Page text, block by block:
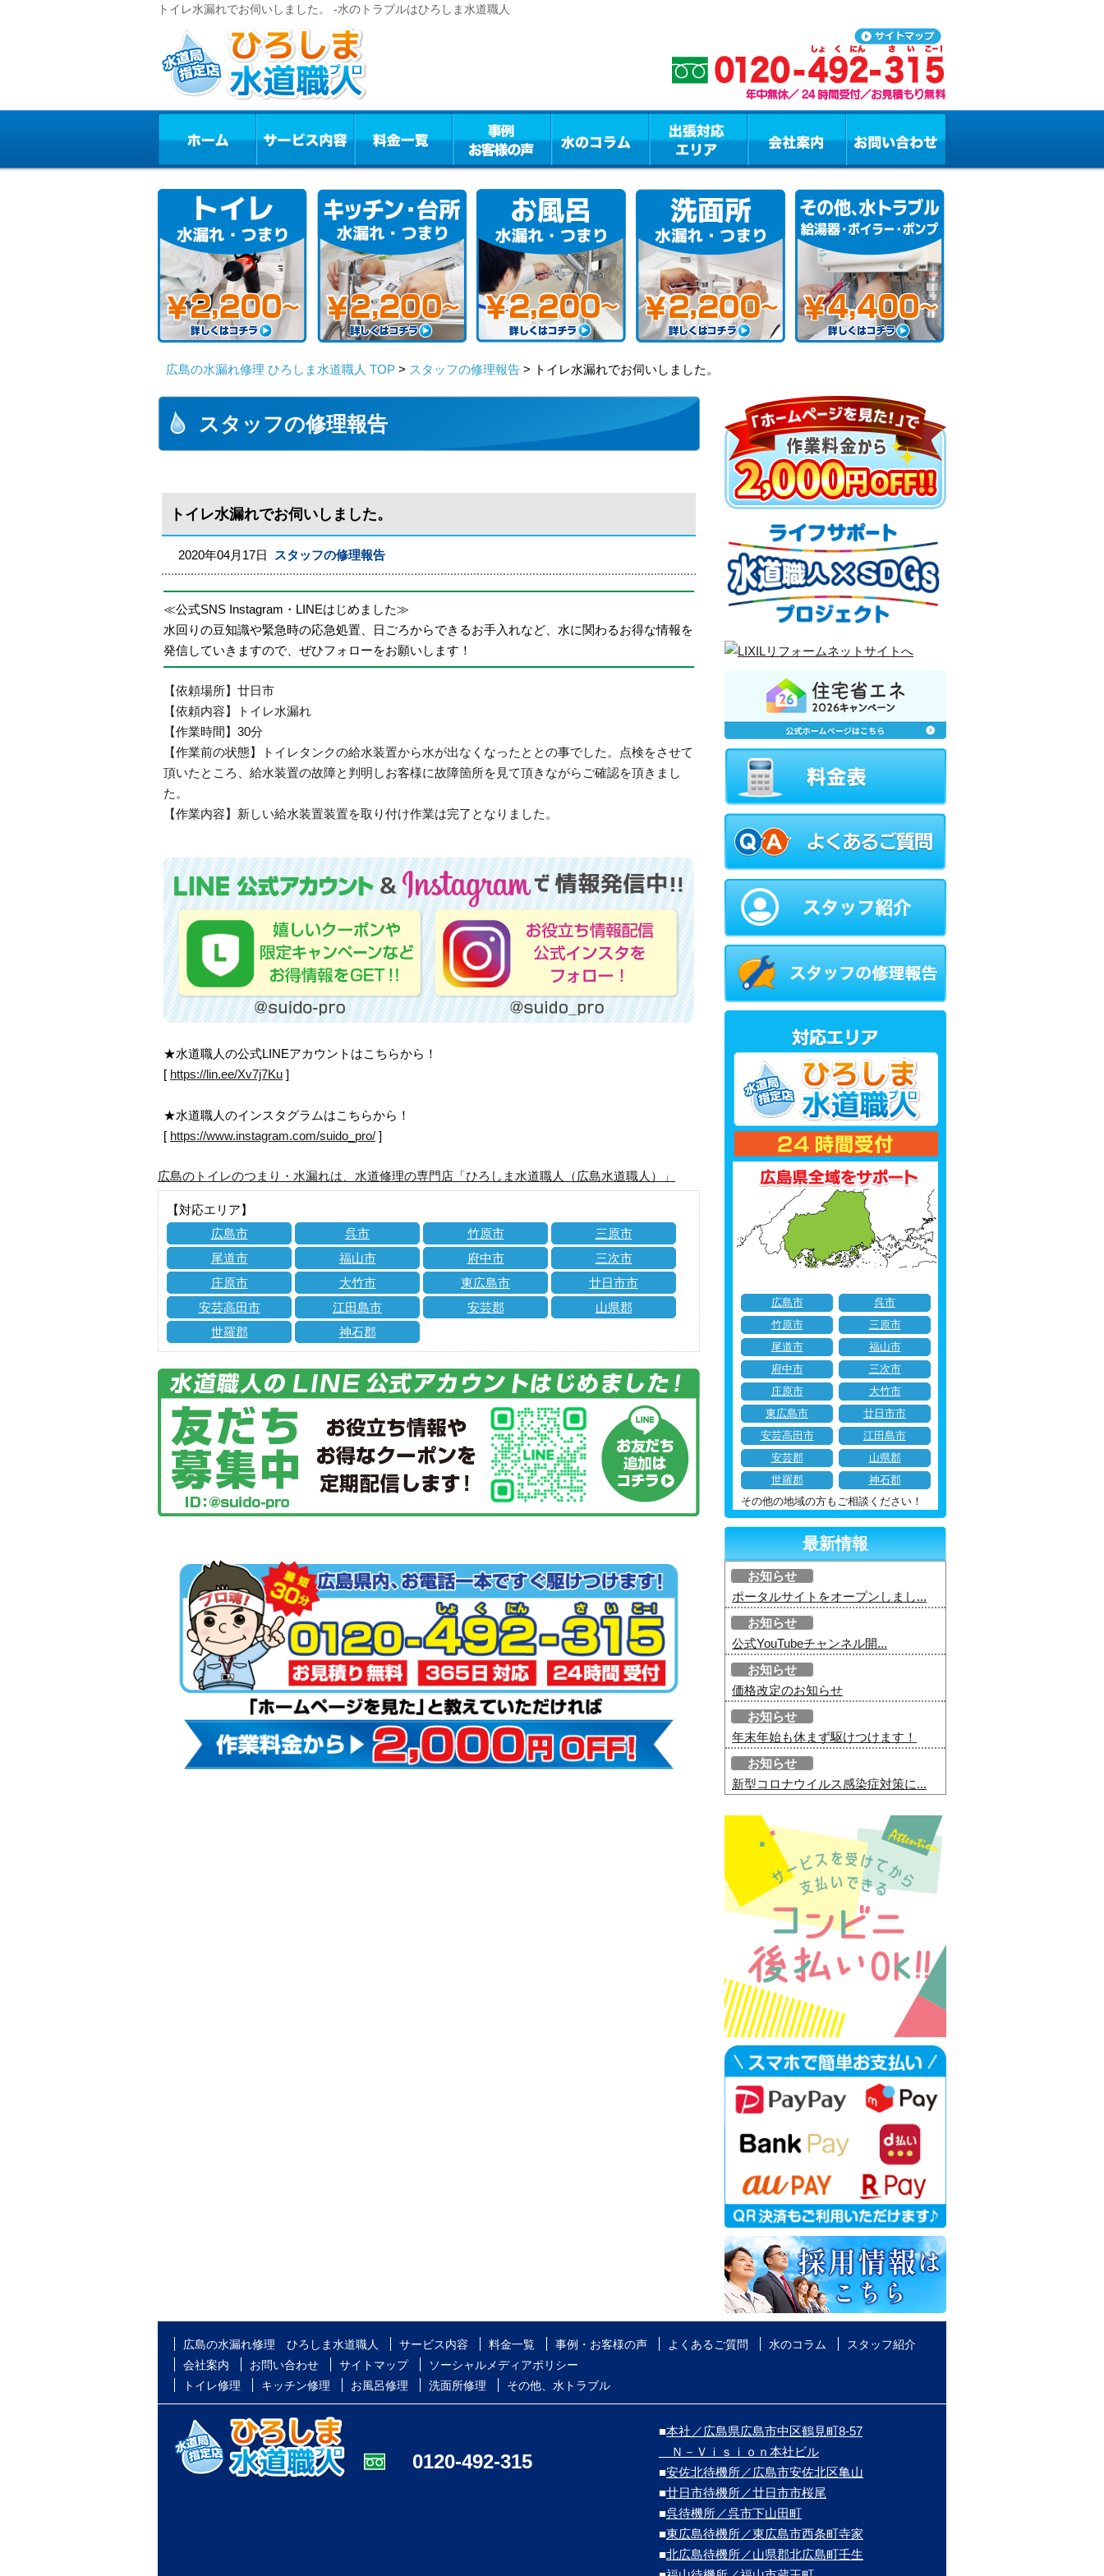
トイレ水漏れでお伺いしました。 -水のトラブルはひろしま水道職人
広島の水漏れ修理 ひろしま水道職人 TOP > スタッフの修理報告 > トイレ水漏れでお伺いしました。
スタッフの修理報告
トイレ水漏れでお伺いしました。
2020年04月17日 スタッフの修理報告
≪公式SNS Instagram・LINEはじめました≫
水回りの豆知識や緊急時の応急処置、日ごろからできるお手入れなど、水に関わるお得な情報を
発信していきますので、ぜひフォローをお願いします！
【依頼場所】廿日市
【依頼内容】トイレ水漏れ
【作業時間】30分
【作業前の状態】トイレタンクの給水装置から水が出なくなったととの事でした。点検をさせて
頂いたところ、給水装置の故障と判明しお客様に故障箇所を見て頂きながらご確認を頂きまし
た。
【作業内容】新しい給水装置装置を取り付け作業は完了となりました。
★水道職人の公式LINEアカウントはこちらから！
[ https://lin.ee/Xv7j7Ku ]
★水道職人のインスタグラムはこちらから！
[ https://www.instagram.com/suido_pro/ ]
広島のトイレのつまり・水漏れは、水道修理の専門店「ひろしま水道職人（広島水道職人）」
【対応エリア】
広島市
呉市 竹原市
三原市
尾道市
福山市 府中市
三次市
庄原市
大竹市 東広島市
廿日市市
安芸高田市
江田島市 安芸郡
山県郡
世羅郡
神石郡
広島市
呉市
竹原市
三原市
尾道市
福山市
府中市
三次市
庄原市
大竹市
東広島市
廿日市市
安芸高田市
江田島市
安芸郡
山県郡
世羅郡
神石郡
その他の地域の方もご相談ください！
最新情報
お知らせ
ポータルサイトをオープンしまし...
お知らせ
公式YouTubeチャンネル開...
お知らせ
価格改定のお知らせ
お知らせ
年末年始も休まず駆けつけます！
お知らせ
新型コロナウイルス感染症対策に...
広島の水漏れ修理 ひろしま水道職人 サービス内容 料金一覧 事例・お客様の声 よくあるご質問 水のコラム
スタッフ紹介
会社案内
お問い合わせ サイトマップ
ソーシャルメディアポリシー
トイレ修理
キッチン修理 お風呂修理 洗面所修理 その他、水トラブル
0120-492-315
■本社／広島県広島市中区鶴見町8-57
Ｎ－Ｖｉｓｉｏｎ本社ビル
■安佐北待機所／広島市安佐北区亀山
■廿日市待機所／廿日市市桜尾
■呉待機所／呉市下山田町
■東広島待機所／東広島市西条町寺家
■北広島待機所／山県郡北広島町壬生